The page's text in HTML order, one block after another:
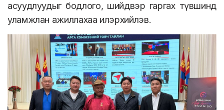
асуудлуудыг бодлого, шийдвэр гаргах түвшинд
уламжлан ажиллахаа илэрхийлэв.